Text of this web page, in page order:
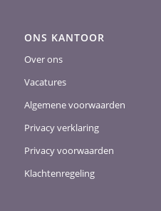
ONS KANTOOR
Over ons
Vacatures
Algemene voorwaarden
Privacy verklaring
Privacy voorwaarden
Klachtenregeling